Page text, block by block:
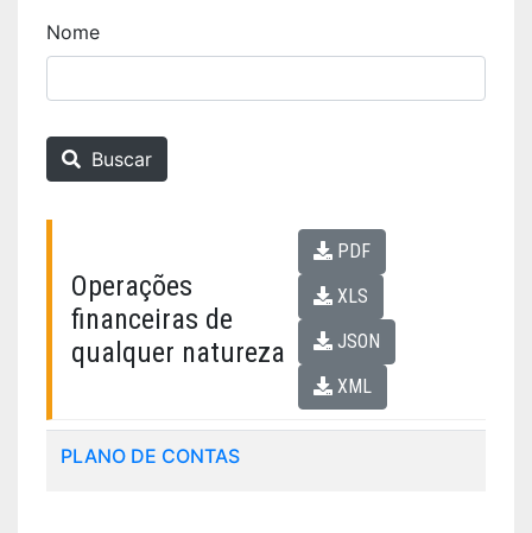
Nome
Buscar
Operações
financeiras de
qualquer natureza
PDF
XLS
JSON
XML
PLANO DE CONTAS